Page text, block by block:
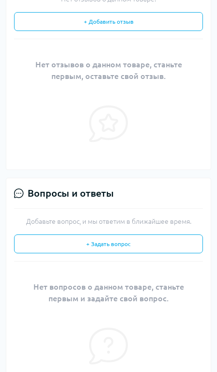
+ Добавить отзыв
Нет отзывов о данном товаре, станьте
первым, оставьте свой отзыв.
Вопросы и ответы
Добавьте вопрос, и мы ответим в ближайшее время.
+ Задать вопрос
Нет вопросов о данном товаре, станьте
первым и задайте свой вопрос.